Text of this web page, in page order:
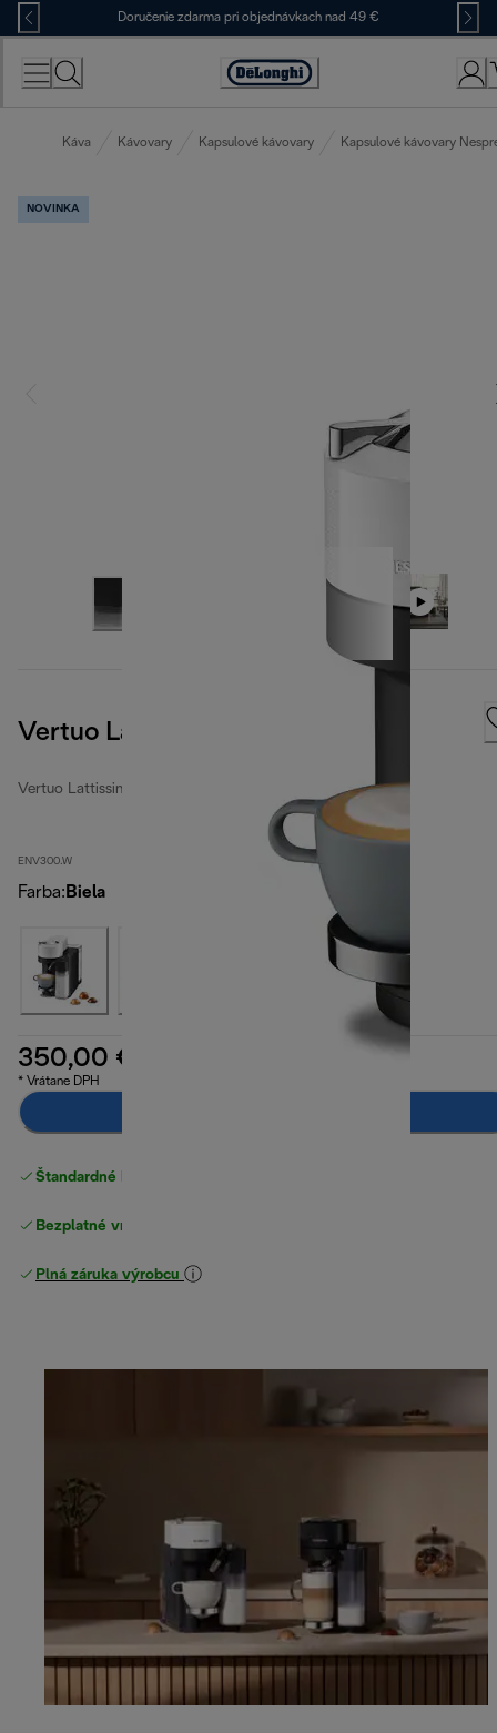
Skip
to
Content
Doručenie zdarma pri objednávkach nad 49 €
Accessibility
Káva Kávovary Kapsulové kávovary Kapsulové kávovary
NOVINKA
Vertuo Lattissima, biely
Vertuo Lattissima
ENV300.W
Farba: Biela
350,00 €
* Vrátane DPH
Štandardné bezplatné doručenie
Bezplatné vrátenie tovaru
Plná záruka výrobcu